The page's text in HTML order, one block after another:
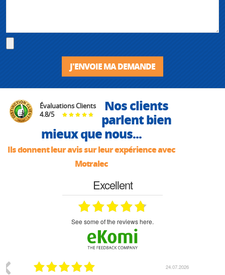
J'ENVOIE MA DEMANDE
Évaluations Clients
4.8/5
Nos clients
parlent bien
mieux que nous...
Ils donnent leur avis sur leur expérience avec
Motralec
Excellent
see some of the reviews here.
24.07.2026